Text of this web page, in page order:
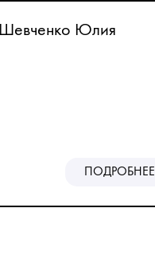
Шевченко Юлия
ПОДРОБНЕЕ